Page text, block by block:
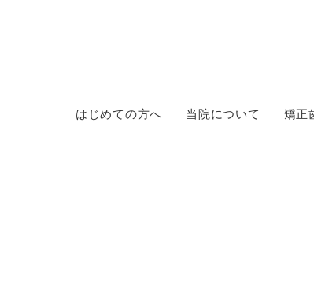
はじめての方へ 当院について 矯正